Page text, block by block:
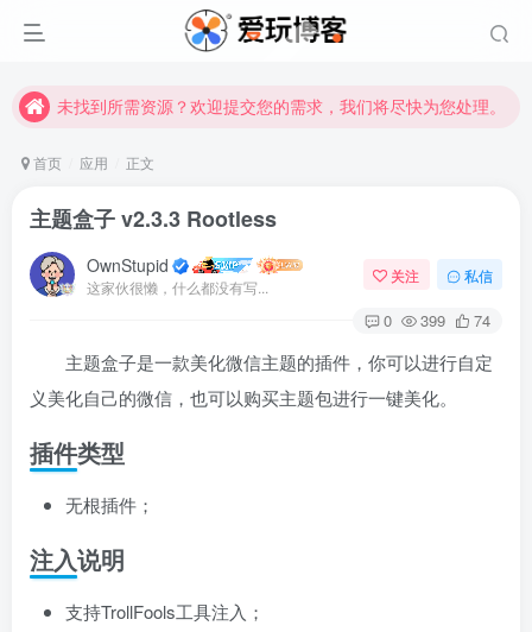
未找到所需资源？欢迎提交您的需求，我们将尽快为您处理。
未找到所需资源？欢迎提交您的需求，我们将尽快为您处理。
首页 应用 正文
主题盒子 v2.3.3 Rootless
OwnStupid
这家伙很懒，什么都没有写...
关注 私信
0 399 74
主题盒子是一款美化微信主题的插件，你可以进行自定
义美化自己的微信，也可以购买主题包进行一键美化。
插件类型
无根插件；
注入说明
支持TrollFools工具注入；